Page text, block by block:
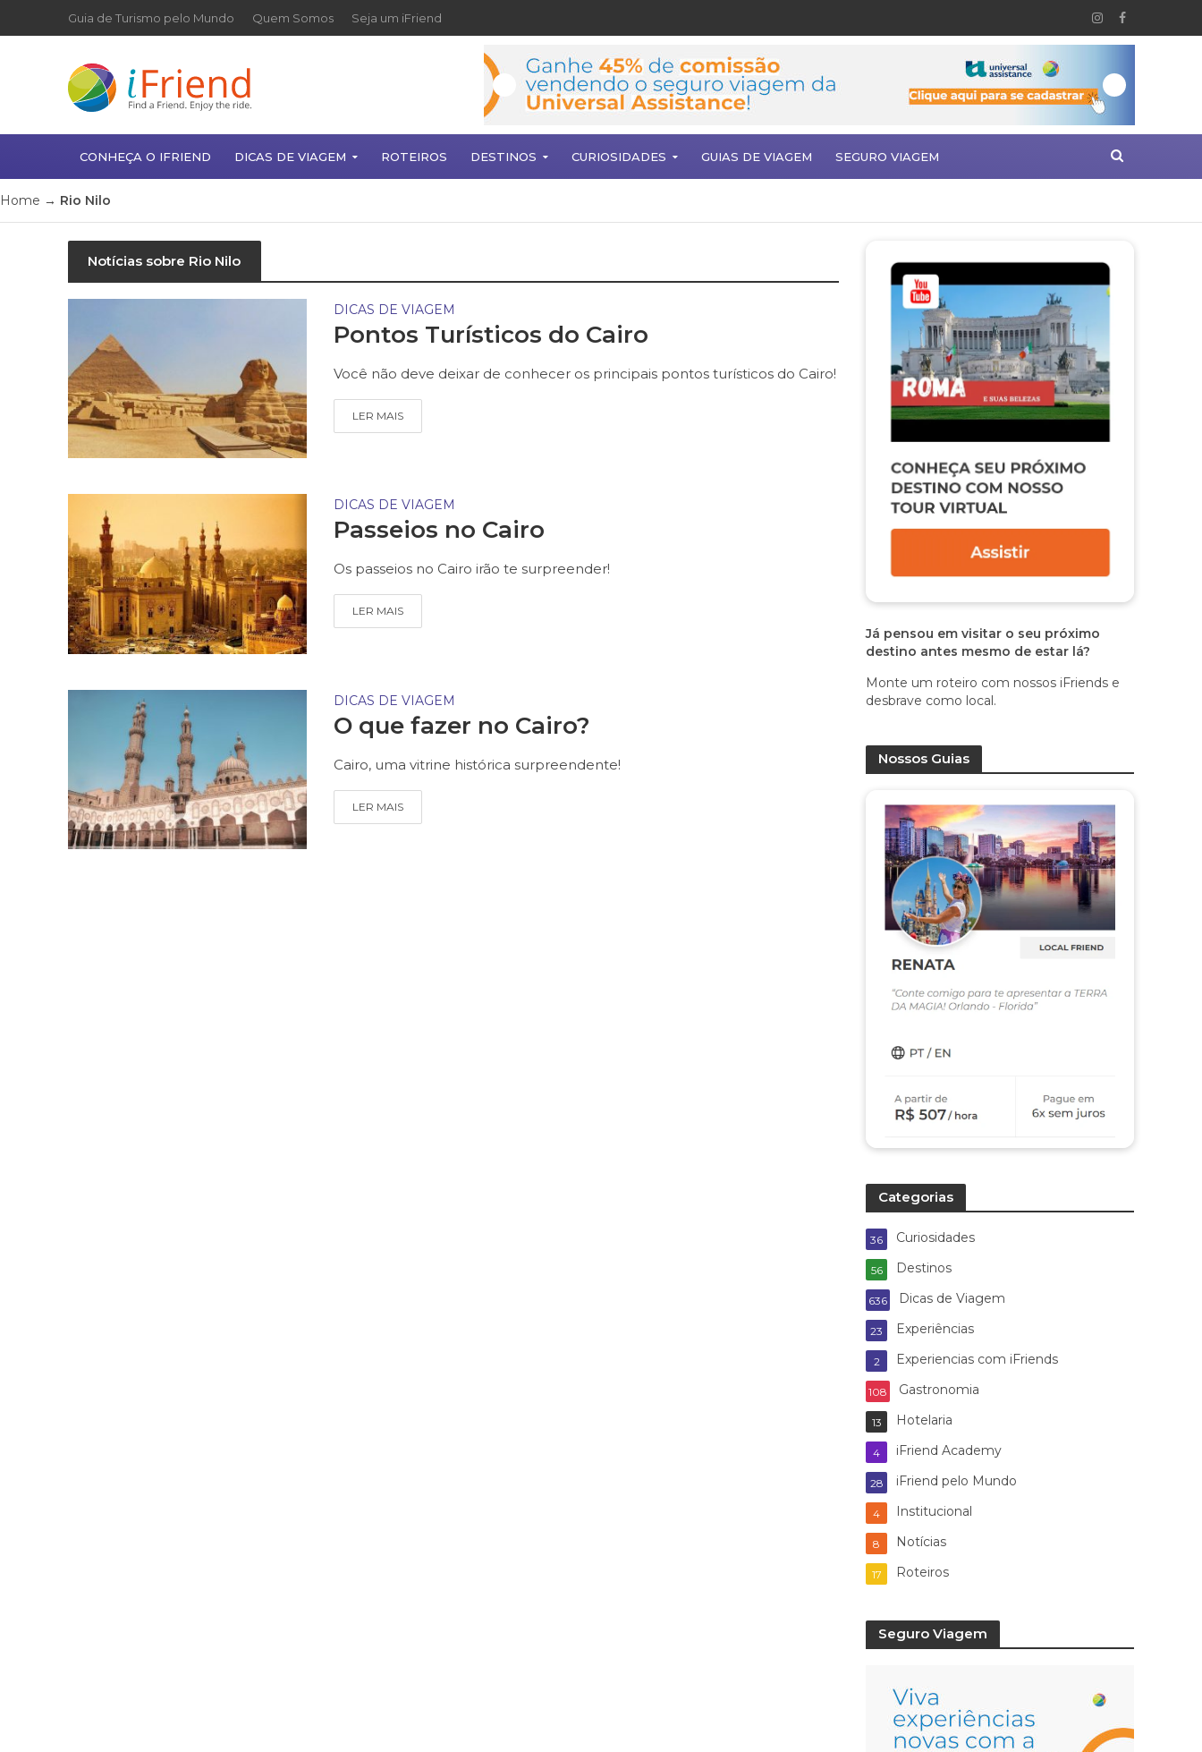
Guia de Turismo pelo Mundo Quem Somos Seja um iFriend
CONHEÇA O IFRIEND DICAS DE VIAGEM ROTEIROS DESTINOS CURIOSIDADES GUIAS DE VIAGEM SEGURO VIAGEM
Home → Rio Nilo
Notícias sobre Rio Nilo
DICAS DE VIAGEM
Pontos Turísticos do Cairo
Você não deve deixar de conhecer os principais pontos turísticos do Cairo!
LER MAIS
DICAS DE VIAGEM
Passeios no Cairo
Os passeios no Cairo irão te surpreender!
LER MAIS
DICAS DE VIAGEM
O que fazer no Cairo?
Cairo, uma vitrine histórica surpreendente!
LER MAIS
Já pensou em visitar o seu próximo
destino antes mesmo de estar lá?
Monte um roteiro com nossos iFriends e
desbrave como local.
Nossos Guias
Categorias
Curiosidades
36
Destinos
56
Dicas de Viagem
636
Experiências
23
Experiencias com iFriends
2
Gastronomia
108
Hotelaria
13
iFriend Academy
4
iFriend pelo Mundo
28
Institucional
4
Notícias
8
Roteiros
17
Seguro Viagem